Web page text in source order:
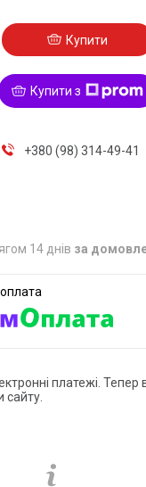
Купити
Купити з
+380 (98) 314-49-41
14 днів за
платежі.